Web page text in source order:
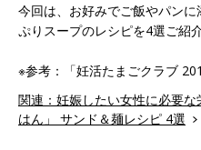
今回は、お好みでご飯やパン
ぷりスープのレシピを4選ご紹
※参考：「妊活たまごクラブ
関連：妊娠したい女性に必要
はん」 サンド＆麺レシピ 4選